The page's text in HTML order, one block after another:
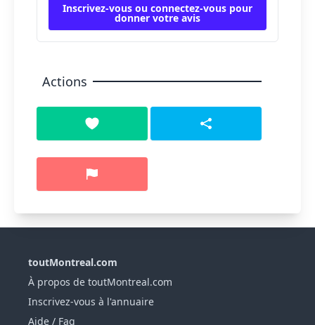
Inscrivez-vous ou connectez-vous pour
donner votre avis
Actions
toutMontreal.com
À propos de toutMontreal.com
Inscrivez-vous à l'annuaire
Aide / Faq